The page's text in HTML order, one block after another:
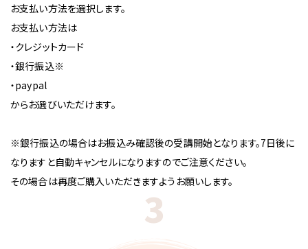
お支払い方法を選択します。
お支払い方法は
・クレジットカード
・銀行振込※
・paypal
からお選びいただけます。
※銀行振込の場合はお振込み確認後の受講開始となります。7日後に
なりますと自動キャンセルになりますのでご注意ください。
その場合は再度ご購入いただきますようお願いします。
3